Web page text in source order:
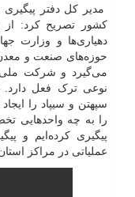
مدیر کل دفتر پیگیری
کشور تصریح کرد: از
دهیاری‌ها و وزارت
حوزه‌های صنعت و
می‌گیرد و شرکت ملی
نوعی ترک فعل دارد.
سپهتن و سیپاد را
را به چه واحد‌هایی
پیگیری کرده‌ایم و
عملیاتی در مراکز